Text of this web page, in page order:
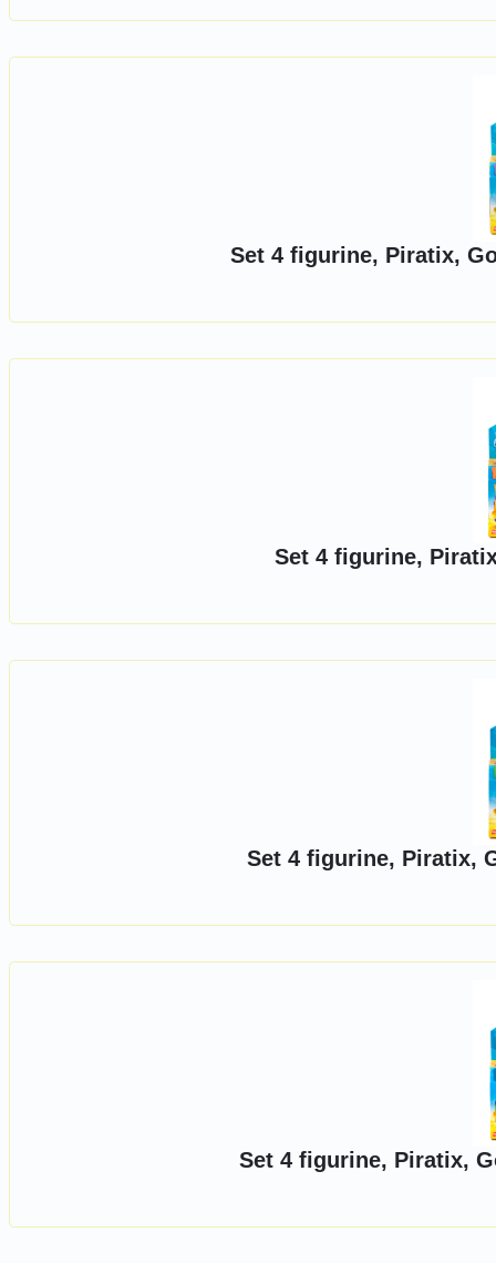
Set 4 figurine, Piratix,
Set 4 figurine,
Set 4 figurine, Piratix,
Set 4 figurine, Piratix,